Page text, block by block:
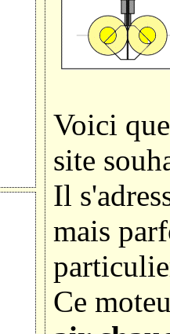
Voici
site
Il
mais
Ce